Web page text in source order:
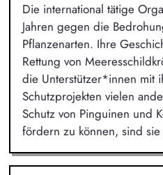
Die international tätige
Jahren gegen die
Pflanzenarten. Ihre
Rettung von
die Unterstützer*innen mit
Schutzprojekten vielen
Schutz von Pinguinen und
fördern zu können, sind